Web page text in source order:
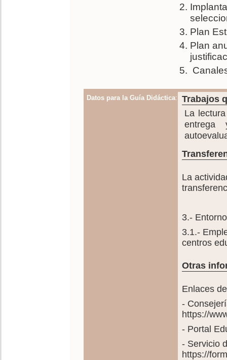
Plan
Plan
Datos para la Guía Didáctica:
Trabajos
La
entrega
La
3.-
3.1.-
centros
Otras
Enlaces
-
https://
- Portal
- Servicio
https://